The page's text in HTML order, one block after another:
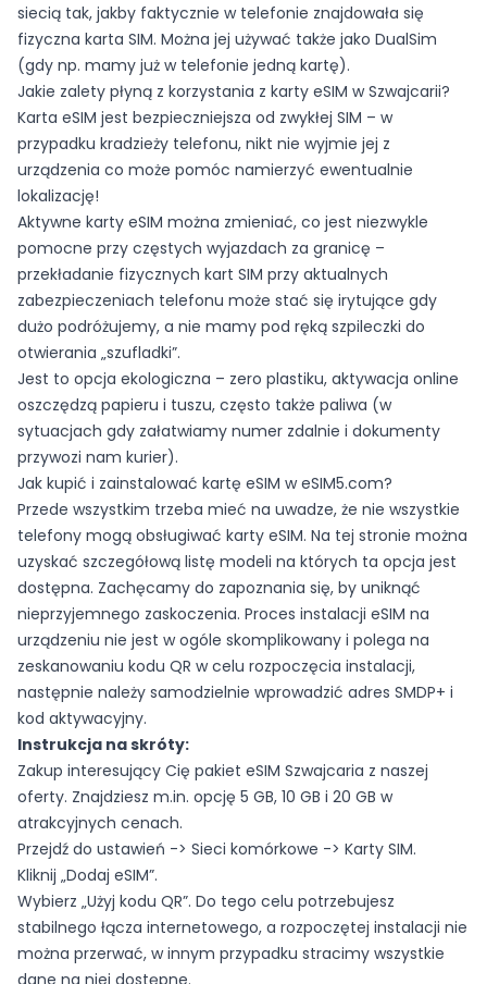
siecią tak, jakby faktycznie w telefonie znajdowała się
fizyczna karta SIM. Można jej używać także jako DualSim
(gdy np. mamy już w telefonie jedną kartę).
Jakie zalety płyną z korzystania z karty eSIM w Szwajcarii?
Karta eSIM jest bezpieczniejsza od zwykłej SIM – w
przypadku kradzieży telefonu, nikt nie wyjmie jej z
urządzenia co może pomóc namierzyć ewentualnie
lokalizację!
Aktywne karty eSIM można zmieniać, co jest niezwykle
pomocne przy częstych wyjazdach za granicę –
przekładanie fizycznych kart SIM przy aktualnych
zabezpieczeniach telefonu może stać się irytujące gdy
dużo podróżujemy, a nie mamy pod ręką szpileczki do
otwierania „szufladki”.
Jest to opcja ekologiczna – zero plastiku, aktywacja online
oszczędzą papieru i tuszu, często także paliwa (w
sytuacjach gdy załatwiamy numer zdalnie i dokumenty
przywozi nam kurier).
Jak kupić i zainstalować kartę eSIM w eSIM5.com?
Przede wszystkim trzeba mieć na uwadze, że nie wszystkie
telefony mogą obsługiwać karty eSIM. Na tej stronie można
uzyskać szczegółową listę modeli na których ta opcja jest
dostępna. Zachęcamy do zapoznania się, by uniknąć
nieprzyjemnego zaskoczenia. Proces instalacji eSIM na
urządzeniu nie jest w ogóle skomplikowany i polega na
zeskanowaniu kodu QR w celu rozpoczęcia instalacji,
następnie należy samodzielnie wprowadzić adres SMDP+ i
kod aktywacyjny.
Instrukcja na skróty:
Zakup interesujący Cię pakiet eSIM Szwajcaria z naszej
oferty. Znajdziesz m.in. opcję 5 GB, 10 GB i 20 GB w
atrakcyjnych cenach.
Przejdź do ustawień -> Sieci komórkowe -> Karty SIM.
Kliknij „Dodaj eSIM”.
Wybierz „Użyj kodu QR”. Do tego celu potrzebujesz
stabilnego łącza internetowego, a rozpoczętej instalacji nie
można przerwać, w innym przypadku stracimy wszystkie